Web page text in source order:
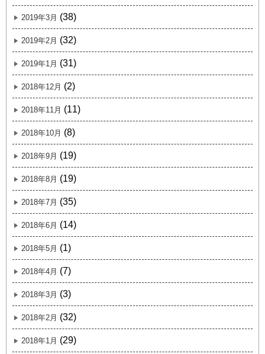
2019年3月 (38)
2019年2月 (32)
2019年1月 (31)
2018年12月 (2)
2018年11月 (11)
2018年10月 (8)
2018年9月 (19)
2018年8月 (19)
2018年7月 (35)
2018年6月 (14)
2018年5月 (1)
2018年4月 (7)
2018年3月 (3)
2018年2月 (32)
2018年1月 (29)